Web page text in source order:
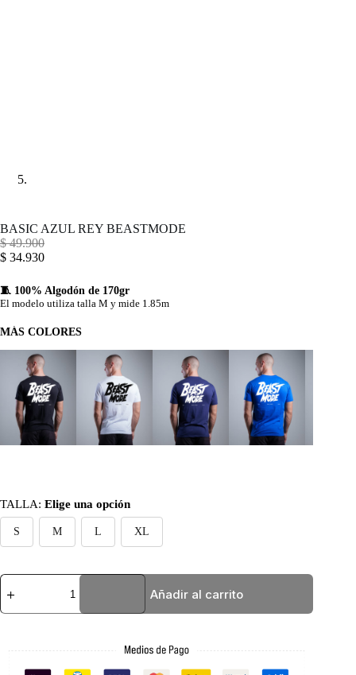
BASIC AZUL REY BEASTMODE
$49.900
$ 34.930
🧵 100% Algodón de 170gr
El modelo utiliza talla M y mide 1.85m
MÁS COLORES
TALLA: Elige una opción
S M L XL
BASIC
AZUL
Añadir al carrito